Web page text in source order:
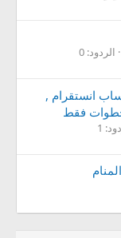
الردود: 0
انستقرام ,
1